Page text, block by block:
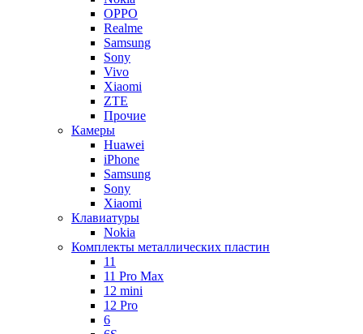
OPPO
Realme
Samsung
Sony
Vivo
Xiaomi
ZTE
Прочие
Камеры
Huawei
iPhone
Samsung
Sony
Xiaomi
Клавиатуры
Nokia
Комплекты металлических пластин
11
11 Pro Max
12 mini
12 Pro
6